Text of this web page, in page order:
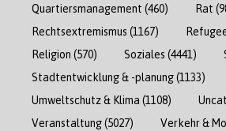
Quartiersmanagement (460) Rat
Rechtsextremismus (1167)
Religion (570) Soziales (4441)
Stadtentwicklung & -planung(1133)
Umweltschutz & Klima (1108)
Veranstaltung(5027) Verkehr &